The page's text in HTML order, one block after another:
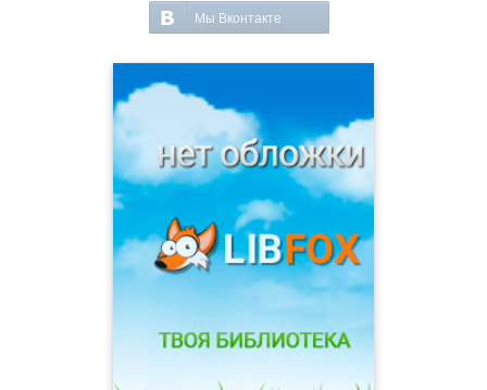
Мы Вконтакте